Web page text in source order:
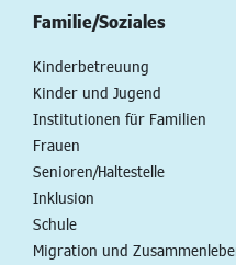
Familie/Soziales
Kinderbetreuung
Kinder und Jugend
Institutionen für Familien
Frauen
Senioren/Haltestelle
Inklusion
Schule
Migration und